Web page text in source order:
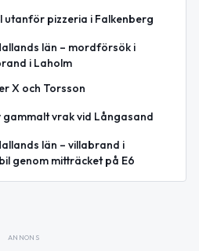
utanför pizzeria i Falkenberg
län – mordförsök i
i Laholm
X och Torsson
vrak vid Långasand
län – villabrand i
genom mitträcket på E6
ANNONS